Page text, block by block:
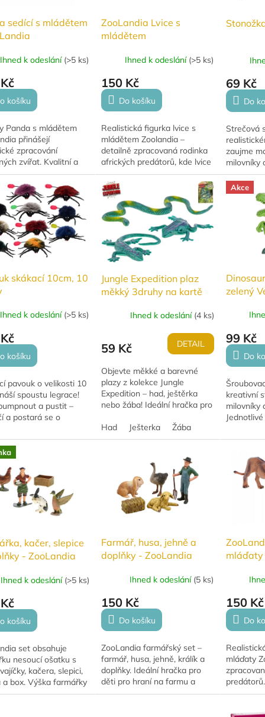
sedící s mládětem
Ihned k odeslání (>5 ks)
košíku
Panda s mládětem
přinášejí
zpracování
zvířat. Kvalitní a
provedení nadchne
Vyrobeno z
materiálu...
ZooLandia Lvice s
mládětem
Ihned k odeslání (>5 ks)
150 Kč
Do košíku
Realistická figurka lvice s
mládětem Zoolandia –
detailně zpracovaná rodinka
afrických predátorů, kde lvice
drží mládě. Skvělá pro hraní,
sbírání a rozvoj fantazie.
69 Kč
Do
Strečová
zaujme
milovníky
Díky
je
ideální na
skákací 10cm, 10
Ihned k odeslání (>5 ks)
košíku
pavouk o velikosti 10
spoustu legrace!
a pustit –
a postará se o
v 10 barevných
...
Jungle Expedition plaz
měkký 3druhy na kartě
Ihned k odeslání (4 ks)
59 Kč DETAIL
Objevte měkké a barevné
plazy z kolekce Jungle
Expedition – had, ještěrka
nebo žába! Ideální hračka pro
Had
Ješterka Žába
Akce
zelený
99 Kč
Do
kreativní
milovníky
kačer, slepice
- ZooLandia
Ihned k odeslání (>5 ks)
košíku
set obsahuje
nesoucí ošatku s
kačera, slepici,
a box. Výška farmářky
Skvělé pro hraní i
Farmář, husa, jehně a
doplňky - ZooLandia
Ihned k odeslání (5 ks)
150 Kč
Do košíku
ZooLandia farmářský set –
farmář, husa, jehně, králík a
doplňky. Ideální hračka pro
děti pro hraní na farmu a
rozvoj fantazie.
mláďaty
150 Kč
Do
mláďaty
která drží